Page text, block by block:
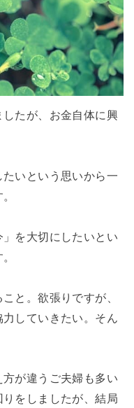
たが、お金自体に興
いという思いから一
を大切にしたいとい
と。欲張りですが、
していきたい。そん
が違うご夫婦も多い
をしましたが、結局